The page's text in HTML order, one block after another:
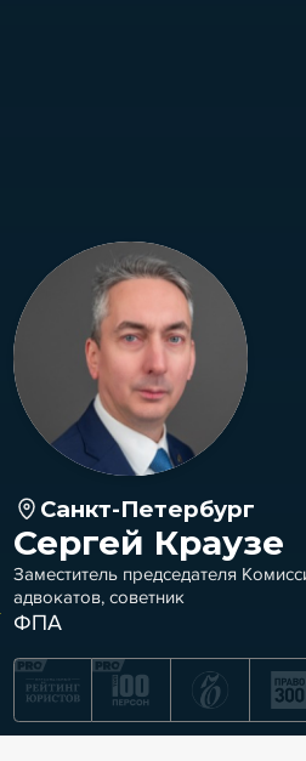
Санкт-Петербург
Сергей Краузе
Заместитель председателя
адвокатов, советник
ФПА